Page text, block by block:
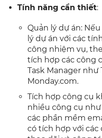
Tính năng cần thiết:
Quản lý dự án:
lý dự án với các
công nhiệm vụ,
tích hợp các công
Task Manager như
Monday.com.
Tích hợp công cụ
nhiều công cụ như
các phần mềm
có tích hợp với các